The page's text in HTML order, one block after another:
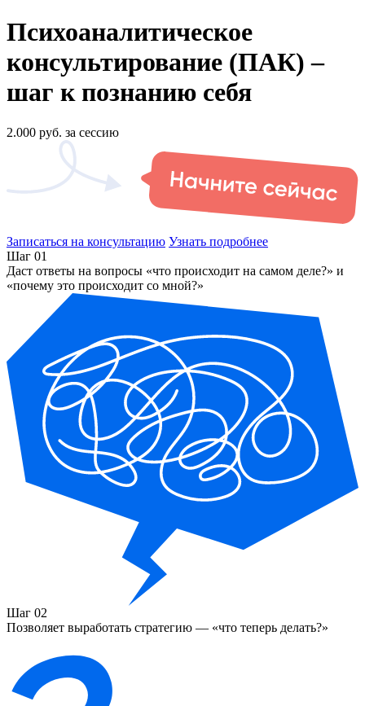
Психоаналитическое
консультирование (ПАК) –
шаг к познанию себя
2.000 руб. за сессию
Записаться на консультацию Узнать подробнее
Шаг 01
Даст ответы на вопросы «что происходит на самом деле?» и
«почему это происходит со мной?»
Шаг 02
Позволяет выработать стратегию — «что теперь делать?»